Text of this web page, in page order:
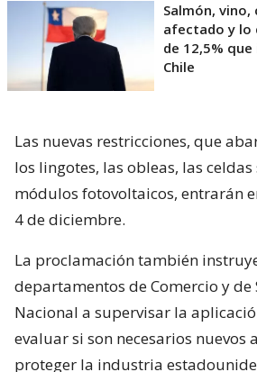
Salmón, vino,
afectado y lo
de 12,5%
Chile
Las nuevas restricciones, que
los lingotes, las obleas, las celdas
módulos fotovoltaicos, entrarán
4 de diciembre.
La proclamación también
departamentos de Comercio y de
Nacional a supervisar la
evaluar si son necesarios nuevos
proteger la industria